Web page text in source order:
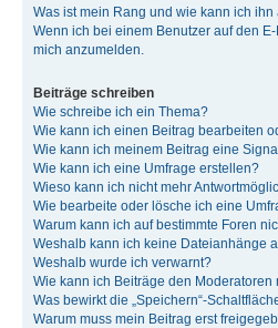
Was ist mein Rang und wie kann ich ihn
Wenn ich bei einem Benutzer auf den
mich anzumelden.
Beiträge schreiben
Wie schreibe ich ein Thema?
Wie kann ich einen Beitrag bearbeiten
Wie kann ich meinem Beitrag eine
Wie kann ich eine Umfrage erstellen?
Wieso kann ich nicht mehr
Wie bearbeite oder lösche ich eine
Warum kann ich auf bestimmte Foren
Weshalb kann ich keine Dateianhänge
Weshalb wurde ich verwarnt?
Wie kann ich Beiträge den Moderatoren
Was bewirkt die „Speichern“-
Warum muss mein Beitrag erst